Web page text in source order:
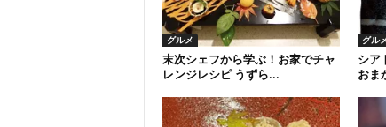
グルメ
末次シェフから学ぶ！お家でチャ
レンジレシピ うずら...
グル
シア
おま